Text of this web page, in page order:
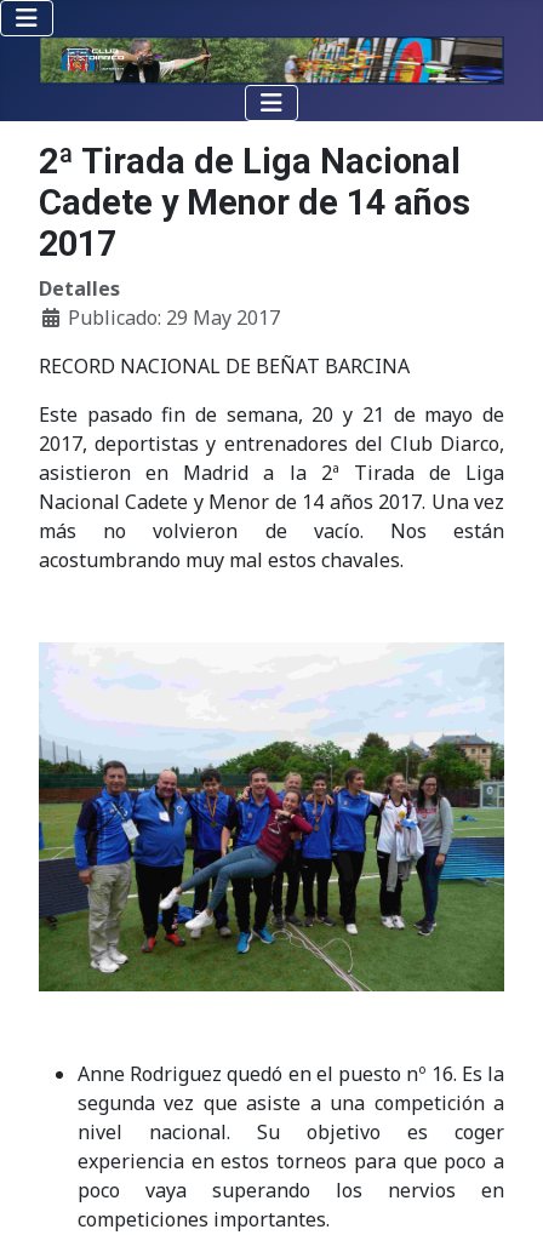
2ª Tirada de Liga Nacional
Cadete y Menor de 14 años
2017
Detalles
Publicado: 29 May 2017
RECORD NACIONAL DE BEÑAT BARCINA
Este pasado fin de semana, 20 y 21 de mayo de
2017, deportistas y entrenadores del Club Diarco,
asistieron en Madrid a la 2ª Tirada de Liga
Nacional Cadete y Menor de 14 años 2017. Una vez
más no volvieron de vacío. Nos están
acostumbrando muy mal estos chavales.
Anne Rodriguez quedó en el puesto nº 16. Es la
segunda vez que asiste a una competición a
nivel nacional. Su objetivo es coger
experiencia en estos torneos para que poco a
poco vaya superando los nervios en
competiciones importantes.